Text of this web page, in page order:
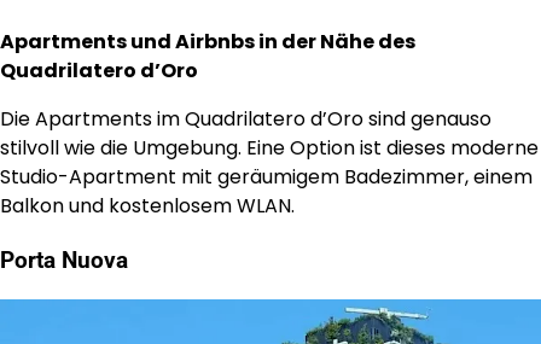
Apartments und Airbnbs in der Nähe des
Quadrilatero d’Oro
Die Apartments im Quadrilatero d’Oro sind genauso
stilvoll wie die Umgebung. Eine Option ist dieses moderne
Studio-Apartment mit geräumigem Badezimmer, einem
Balkon und kostenlosem WLAN.
Porta Nuova